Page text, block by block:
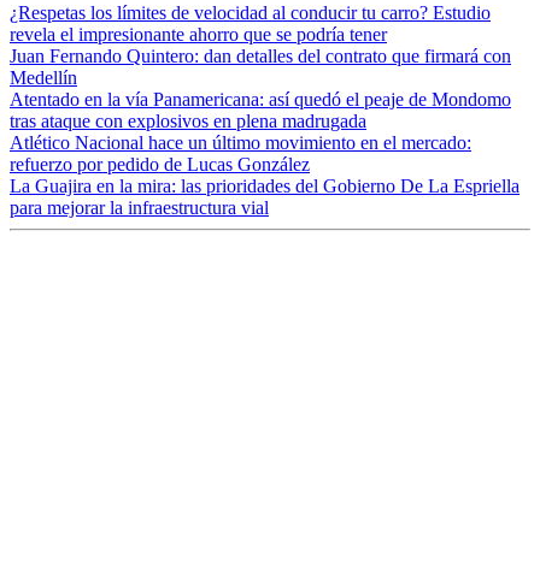
¿Respetas los límites de velocidad al conducir tu carro? Estudio
revela el impresionante ahorro que se podría tener
Juan Fernando Quintero: dan detalles del contrato que firmará con
Medellín
Atentado en la vía Panamericana: así quedó el peaje de Mondomo
tras ataque con explosivos en plena madrugada
Atlético Nacional hace un último movimiento en el mercado:
refuerzo por pedido de Lucas González
La Guajira en la mira: las prioridades del Gobierno De La Espriella
para mejorar la infraestructura vial